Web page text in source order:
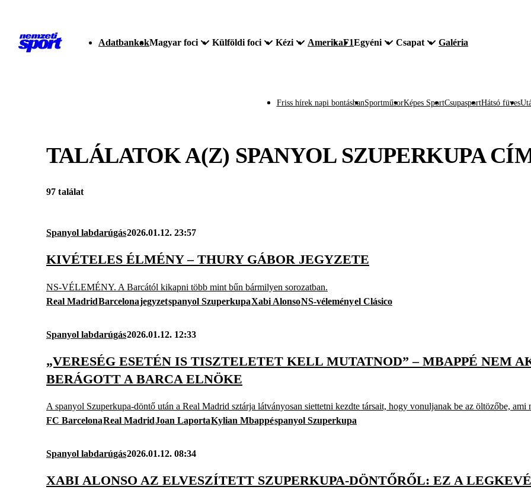
AdatbankokMagyar foci Külföldi foci Kézi AmerikaF1Egyéni Csapat Galéria
Friss hírek napi bontásbanSportműsorKépes SportCsupasportHátsó füves
TALÁLATOK A(Z) SPANYOL SZUPERKUPA
97 találat
Spanyol labdarúgás2026.01.12. 23:57
KIVÉTELES ÉLMÉNY – THURY GÁBOR JEGYZETE
NS-VÉLEMÉNY. A Barcától kikapni több mint bűn bármilyen sorozatban.
Real MadridBarcelonajegyzetspanyol SzuperkupaXabi AlonsoNS-véleményel Clásico
Spanyol labdarúgás2026.01.12. 12:33
„VERESÉG ESETÉN IS TISZTELETET KELL MUTATNOD” – MBAPPÉ NEM
BERÁGOTT A BARCA ELNÖKE
A spanyol Szuperkupa-döntő után a Real Madrid sztárja látványosan siettetni kezdte társait, hogy vonuljanak be az öltözőbe,
FC BarcelonaReal MadridJoan LaportaKylian Mbappéspanyol Szuperkupa
Spanyol labdarúgás2026.01.12. 08:34
XABI ALONSO AZ ELVESZÍTETT SZUPERKUPA-DÖNTŐRŐL: EZ A